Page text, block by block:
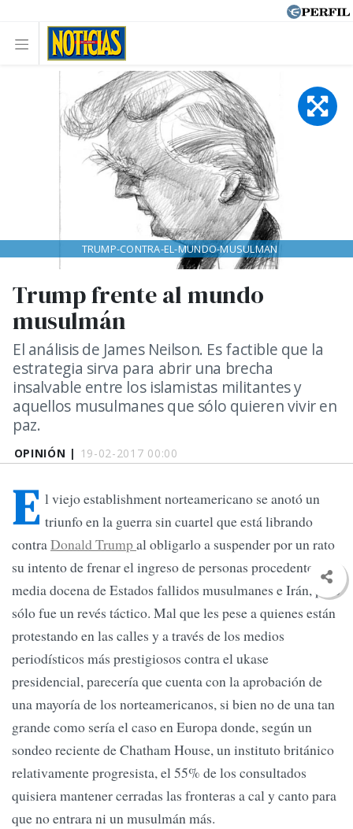
OPINIÓN | 19-02-2017 00:00
Trump frente al mundo
musulmán
El análisis de James Neilson. Es factible que la
estrategia sirva para abrir una brecha
insalvable entre los islamistas militantes y
aquellos musulmanes que sólo quieren vivir en
paz.
TRUMP-CONTRA-EL-MUNDO-MUSULMAN
E l viejo establishment norteamericano se anotó un
triunfo en la guerra sin cuartel que está librando
contraDonald Trumpal obligarlo a suspender por un rato
su intento de frenar el ingreso de personas procedentes de
media docena de Estados fallidos musulmanes e Irán, pero
sólo fue un revés táctico. Mal que les pese a quienes están
protestando en las calles y a través de los medios
periodísticos más prestigiosos contra el ukase
presidencial, parecería que cuenta con la aprobación de
una mayoría de los norteamericanos, si bien no de una tan
grande como sería el caso en Europa donde, según un
sondeo reciente de Chatham House, un instituto británico
relativamente progresista, el 55% de los consultados
quisiera mantener cerradas las fronteras a cal y canto para
que no entrara ni un musulmán más.